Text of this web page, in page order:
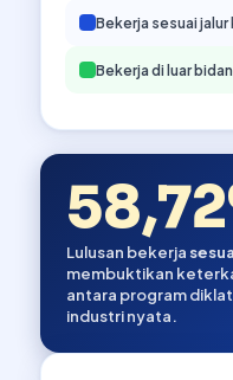
Bekerja sesuai jalur
Bekerja di luar
Lulusan bekerja
membuktikan
antara program
industri nyata.